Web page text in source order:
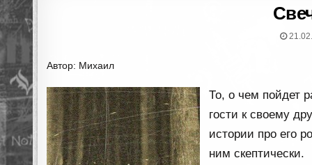
Автор: Михаил
То, о чем пойдет
гости к своему
истории про его
ним скептически.